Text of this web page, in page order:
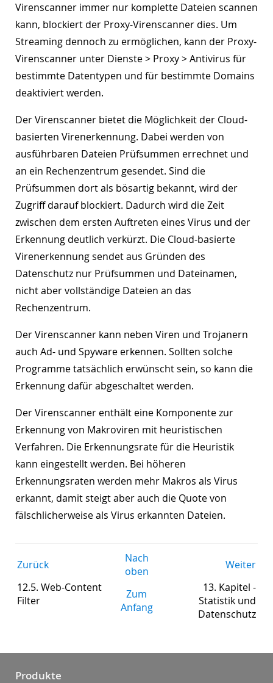
Virenscanner immer nur komplette Dateien scannen
kann, blockiert der Proxy-Virenscanner dies. Um
Streaming dennoch zu ermöglichen, kann der Proxy-
Virenscanner unter Dienste > Proxy > Antivirus für
bestimmte Datentypen und für bestimmte Domains
deaktiviert werden.
Der Virenscanner bietet die Möglichkeit der Cloud-
basierten Virenerkennung. Dabei werden von
ausführbaren Dateien Prüfsummen errechnet und
an ein Rechenzentrum gesendet. Sind die
Prüfsummen dort als bösartig bekannt, wird der
Zugriff darauf blockiert. Dadurch wird die Zeit
zwischen dem ersten Auftreten eines Virus und der
Erkennung deutlich verkürzt. Die Cloud-basierte
Virenerkennung sendet aus Gründen des
Datenschutz nur Prüfsummen und Dateinamen,
nicht aber vollständige Dateien an das
Rechenzentrum.
Der Virenscanner kann neben Viren und Trojanern
auch Ad- und Spyware erkennen. Sollten solche
Programme tatsächlich erwünscht sein, so kann die
Erkennung dafür abgeschaltet werden.
Der Virenscanner enthält eine Komponente zur
Erkennung von Makroviren mit heuristischen
Verfahren. Die Erkennungsrate für die Heuristik
kann eingestellt werden. Bei höheren
Erkennungsraten werden mehr Makros als Virus
erkannt, damit steigt aber auch die Quote von
fälschlicherweise als Virus erkannten Dateien.
Zurück
Nach
oben
Weiter
12.5. Web-Content
Filter
Zum
Anfang
13. Kapitel -
Statistik und
Datenschutz
Produkte